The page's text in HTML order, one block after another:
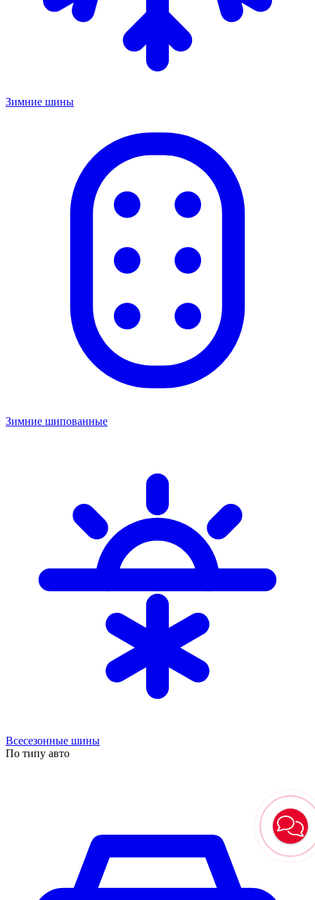
Зимние шины
Зимние шипованные
Всесезонные шины
По типу авто